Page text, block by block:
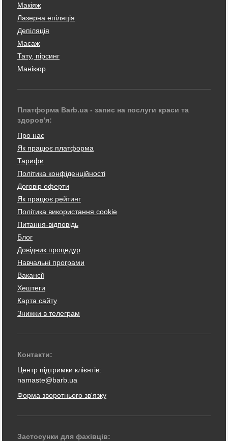
Макіяж
Лазерна епіляція
Депіляція
Масаж
Тату, пірсинг
Манікюр
Платформа Barb.ua - запис на послуги краси та
здоров'я:
Про нас
Як працює платформа
Тарифи
Політика конфіденційності
Договір оферти
Як працює рейтинг
Політика використання cookie
Питання-відповідь
Блог
Довідник процедур
Навчальні програми
Вакансії
Хештеги
Карта сайту
Знижки в телеграм
Контакти:
Центр підтримки клієнтів:
namaste@barb.ua
Форма зворотнього зв'язку
Застосунки для фахівців: